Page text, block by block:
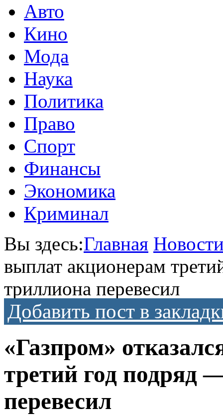
Авто
Кино
Мода
Наука
Политика
Право
Спорт
Финансы
Экономика
Криминал
Вы здесь:Главная
выплат акционерам
триллиона перевесил
Добавить пост в
«Газпром»
третий год подряд
перевесил